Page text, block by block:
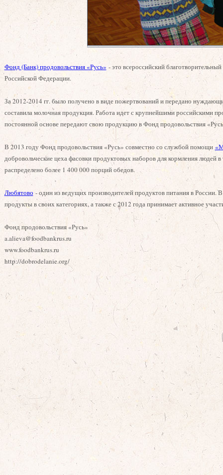
Фонд (Банк) продовольствия «Русь» - это всероссийский
Российской Федерации.
За 2012-2014 гг. было получено в виде пожертвований и передано
составила молочная продукция. Работа идет с крупнейшими российскими
постоянной основе передают свою продукцию в Фонд продовольствия
В 2013 году Фонд продовольствия «Русь» совместно со службой помощи
добровольческие цеха фасовки продуктовых наборов для кормления людей
распределено более 1 400 000 порций обедов.
Любятово - один из ведущих производителей продуктов питания в
продукты в своих категориях, а также с 2012 года принимает активное
Фонд продовольствия «Русь»
a.alieva@foodbankrus.ru
www.foodbankrus.ru
http://dobrodelanie.org/